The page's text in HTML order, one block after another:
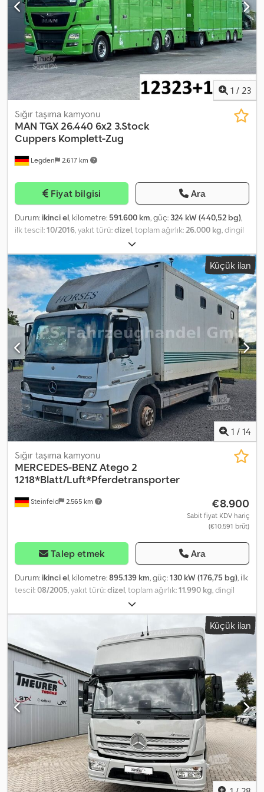
sürücü kabinindeki koltuklar: sürücü koltuğu sırtı katlanabilir,
voltaj dönüştürücü 24V / 12V 10 A, ön çamurluk, dış sol tarafta
saklama bölmesi, sürücü kabini 24V prizi, takograf / AB kontrol
cihazı, sürücü kabini için kapı uzatması, aerodinamik olarak
şekillendirilmiş alt şasi kaplaması, ön alt koruma, CB telsiz ön
hazırlığı, geçiş ücreti tahsilat sistemi ön hazırlığı, ön aks eğimli,
regüleli su pompası, izin verilen toplam ağırlık 25,00 t, ek ısıtma (su)
Periyodik muayene: 11.2026 * Lastik değişimi: 05.2027 -----İç araç
numarası: 12323 Hatalar ve önceden satış mahfuzdur.
1 / 23
Legden 2.617 km
Sığır taşıma kamyonu
MAN TGX 26.440 6x2 3.Stock
Cuppers Komplett-Zug
Fiyat bilgisi Ara
Durum: ikinci el, kilometre: 591.600 km, güç: 324 kW (440,52 bg),
ilk tescil:10/2016, yakıt türü:dizel, toplam ağırlık:26.000 kg, dingil
, bir sonraki muayene (TÜV):
yeşil, vites türü:otomatik, emisyon sınıfı:Euro 6, Donanım:klima,
navigasyon sistemi, park ısıtıcısı, MAN TGX 26.440 3 Katlı Cuppers
(12323) * Çok fonksiyonlu direksiyon * Klima * Park ısıtıcısı * 2.
Uyku yatağı * Soğutucu kutu * Navigasyon sistemi * Mesafe
kontrollü hız sabitleyici Cjdpfx Acezq Nwqomjrf *
Direksiyonlu/Kaldırılabilir aks * Tam hava süspansiyonu * 3 Katlı
Cuppers Hayvan taşıma üst yapısı * Hidrolik yükleme rampası *
Kaldırılabilir tavan * Su kabı * Ayırma ızgarası * 3 x 17,88 = 53,64 m² *
Boş ağırlık: 13.720 kg * Periyodik Muayene: 11.2026 * Lastik
Muayenesi: 05.2027 -----Cuppers LVA 09-16 AL 3 Katlı Hayvan
Taşıma Römorku (12324) * Kaldırılabilir tavan * Hidrolik yükleme
rampası * Kaldırılabilir aks * BPW akslar * Ayırma ızgarası * Su kabı *
3 x 18,40 = 55,20 m² * Boş ağırlık: 8.040 kg * Periyodik Muayene:
11.2026 * Lastik Muayenesi: 05.2027 -----İç araç numarası: 12323 +
12324 Hatalar ve ön satışlar saklıdır.
Küçük ilan
1 / 14
Steinfeld 2.565 km
Sığır taşıma kamyonu
MERCEDES-BENZAtego 2
1218*Blatt/Luft*Pferdetransporter
€8.900
Sabit fiyat KDV hariç
(€10.591 brüt)
Talep etmek Ara
Durum: ikinci el, kilometre:895.139 km, güç:130 kW (176,75 bg), ilk
tescil:08/2005, yakıt türü:dizel, toplam ağırlık:11.990 kg, dingil
beyaz
sınıfı:Euro 3, toplam genişlik:2.600 mm, toplam yükseklik:3.700
, Özel donanım: Çift hatlı
römork freni, 24V / 15 pinli römork soketi, Audiosystem: Truckline
CC 65 / 70 radyo ve kaset çalar dahil, güçlendirilmiş akü, eller
serbest telefon kiti, ekometreli grafik bilgi ekranı, yükleme rampası
montajı için arka lambalar, hidrolik direksiyon LS 6 / LS 8, yakıt
deposu: 180 lt plastik, tavan hava yönlendirici, yan yedek lastik
kaldırıcı, yükleme rampası anahtarı, voltaj dönüştürücü 24V/12V 8A,
arka çamurluk sprey koruması, ağır hizmet tipi arka aks
stabilizatörü (aşırı yüksek yükler için), şasiye sabitli saklama kutusu,
römork bağlantısı için travers, ısı yalıtımlı camlar Diğer donanımlar:
Aks konfigürasyonu: 4x2, dış aynalar elektrikli ayarlanabilir ve
ısıtmalı, dağıtıcı konsol, tavan kapağı (çelik), kabin: S (kısa),
süspansiyon: yaprak/hava, 80A alternatör, 6 vitesli şanzıman - Tip: G
56-6, arka aks H 4, dişli çark 368, iç mekan filtresi: polen filtresi,
Küçük ilan